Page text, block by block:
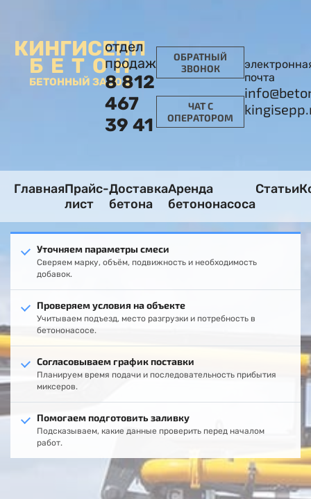
КИНГИСЕПП
БЕТОН
БЕТОННЫЙ ЗАВОД
отдел
продаж
8 812
467
39 41
ОБРАТНЫЙ
ЗВОНОК
ЧАТ С
ОПЕРАТОРОМ
почта
ГлавнаяПрайс-
лист
Доставка
бетона
Аренда
бетононасоса
Статьи
Уточняем параметры смеси
Сверяем марку, объём, подвижность и необходимость
добавок.
Проверяем условия на объекте
Учитываем подъезд, место разгрузки и потребность в
бетононасосе.
Согласовываем график поставки
Планируем время подачи и последовательность прибытия
миксеров.
Помогаем подготовить заливку
Подсказываем, какие данные проверить перед началом
работ.